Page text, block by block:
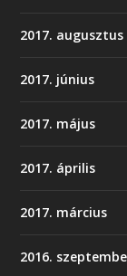
2017. augusztus
2017. június
2017. május
2017. április
2017. március
2016.